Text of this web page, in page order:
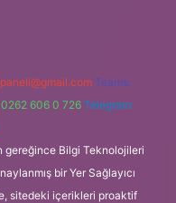
Teams:
606 0 726 Telegram:
gereğince Bilgi Teknolojileri
bir Yer Sağlayıcı
sitedeki içerikleri proaktif